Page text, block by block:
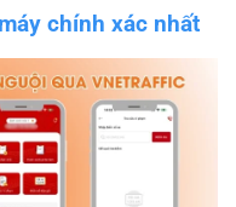
chính xác nhất